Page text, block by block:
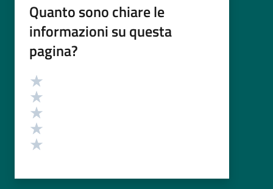
Quanto sono chiare le
informazioni su questa
pagina?
Valutazione